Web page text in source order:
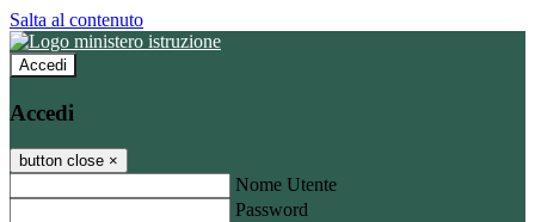
Salta al contenuto
Accedi
Accedi
button close ×
Nome Utente
Password